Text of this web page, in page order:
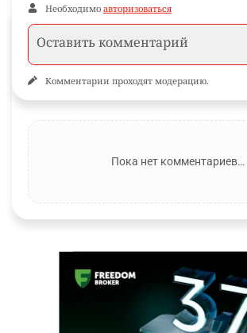
Необходимо авторизоваться
Комментарии проходят модерацию.
Пока нет комментариев…